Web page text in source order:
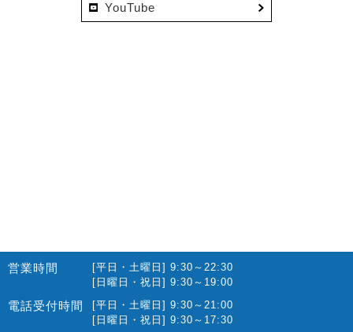
2022.11(16)
2022.01(10)
2021.12(12)
YouTube
営業時間
[平日・土曜日] 9:30～22:30
[日曜日・祝日] 9:30～19:00
電話受付時間
[平日・土曜日] 9:30～21:00
[日曜日・祝日] 9:30～17:30